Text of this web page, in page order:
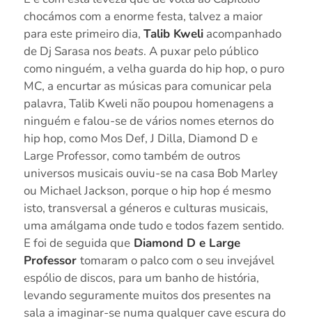
chocámos com a enorme festa, talvez a maior
para este primeiro dia, Talib Kweliacompanhado
de Dj Sarasa nosbeats. A puxar pelo público
como ninguém, a velha guarda do hip hop, o puro
MC, a encurtar as músicas para comunicar pela
palavra, Talib Kweli não poupou homenagens a
ninguém e falou-se de vários nomes eternos do
hip hop, como Mos Def, J Dilla, Diamond D e
Large Professor, como também de outros
universos musicais ouviu-se na casa Bob Marley
ou Michael Jackson, porque o hip hop é mesmo
isto, transversal a géneros e culturas musicais,
uma amálgama onde tudo e todos fazem sentido.
E foi de seguida queDiamond D e Large
Professor tomaram o palco com o seu invejável
espólio de discos, para um banho de história,
levando seguramente muitos dos presentes na
sala a imaginar-se numa qualquer cave escura do